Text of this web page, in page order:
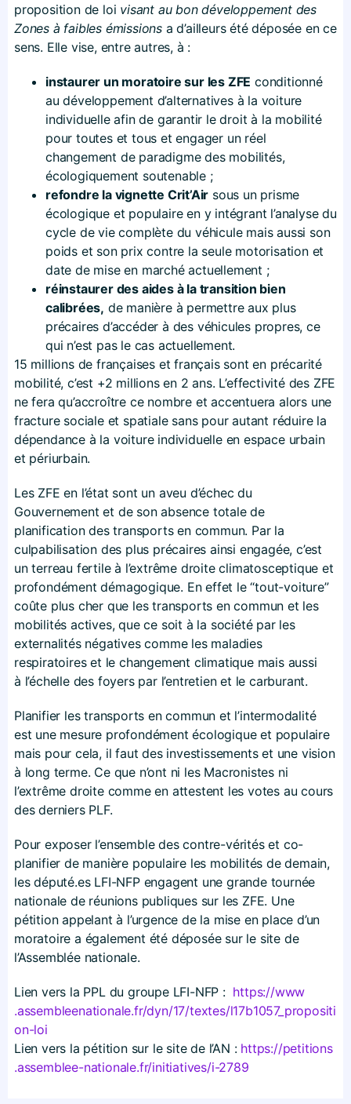
proposition de loi visant au bon développement des
Zones à faibles émissions a d’ailleurs été déposée en ce
sens. Elle vise, entre autres, à :
instaurer un moratoire sur les ZFE conditionné
au développement d’alternatives à la voiture
individuelle afin de garantir le droit à la mobilité
pour toutes et tous et engager un réel
changement de paradigme des mobilités,
écologiquement soutenable ;
refondre la vignette Crit’Air sous un prisme
écologique et populaire en y intégrant l’analyse du
cycle de vie complète du véhicule mais aussi son
poids et son prix contre la seule motorisation et
date de mise en marché actuellement ;
réinstaurer des aides à la transition bien
calibrées, de manière à permettre aux plus
précaires d’accéder à des véhicules propres, ce
qui n’est pas le cas actuellement.
15 millions de françaises et français sont en précarité
mobilité, c’est +2 millions en 2 ans. L’effectivité des ZFE
ne fera qu’accroître ce nombre et accentuera alors une
fracture sociale et spatiale sans pour autant réduire la
dépendance à la voiture individuelle en espace urbain
et périurbain.
Les ZFE en l’état sont un aveu d’échec du
Gouvernement et de son absence totale de
planification des transports en commun. Par la
culpabilisation des plus précaires ainsi engagée, c’est
un terreau fertile à l’extrême droite climatosceptique et
profondément démagogique. En effet le “tout-voiture”
coûte plus cher que les transports en commun et les
mobilités actives, que ce soit à la société par les
externalités négatives comme les maladies
respiratoires et le changement climatique mais aussi
à l’échelle des foyers par l’entretien et le carburant.
Planifier les transports en commun et l’intermodalité
est une mesure profondément écologique et populaire
mais pour cela, il faut des investissements et une vision
à long terme. Ce que n’ont ni les Macronistes ni
l’extrême droite comme en attestent les votes au cours
des derniers PLF.
Pour exposer l’ensemble des contre-vérités et co-
planifier de manière populaire les mobilités de demain,
les député.es LFI-NFP engagent une grande tournée
nationale de réunions publiques sur les ZFE. Une
pétition appelant à l’urgence de la mise en place d’un
moratoire a également été déposée sur le site de
l’Assemblée nationale.
Lien vers la PPL du groupe LFI-NFP : https://​www​
.assembleenationale​.fr/​d​y​n​/​1​7​/​t​e​x​t​e​s​/​l​1​7​b​1​0​5​7​_​p​r​o​p​o​s​i​t​i​
o​n​-​loi
Lien vers la pétition sur le site de l’AN : https://​petitions​
.assemblee​-nationale​.fr/​i​n​i​t​i​a​t​i​v​e​s​/​i​-​2​789